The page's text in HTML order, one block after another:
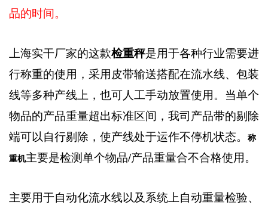
品的时间。
上海实干厂家的这款检重秤是用于各种行业需要进
行称重的使用，采用皮带输送搭配在流水线、包装
线等多种产线上，也可人工手动放置使用。当单个
物品的产品重量超出标准区间，我司产品带的剔除
端可以自行剔除，使产线处于运作不停机状态。
称
重机主要是检测单个物品/产品重量合不合格使用。
主要用于自动化流水线以及系统上自动重量检验、